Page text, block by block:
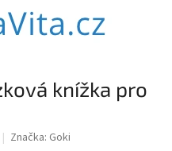
knížka pro
Značka: Goki